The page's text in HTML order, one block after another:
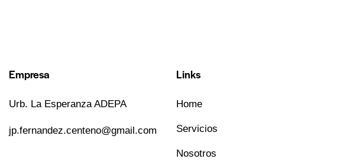
Empresa
Urb. La Esperanza ADEPA
jp.fernandez.centeno@gmail.com
Links
Home
Servicios
Nosotros